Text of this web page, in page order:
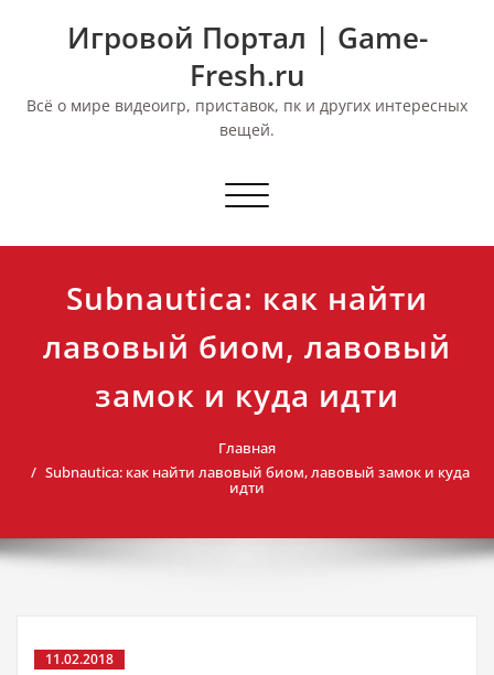
Игровой Портал | Game-
Fresh.ru
Всё о мире видеоигр, приставок, пк и других интересных
вещей.
Переключить
Subnautica: как найти
лавовый биом, лавовый
замок и куда идти
Главная
Subnautica: как найти лавовый биом, лавовый замок и куда
идти
11.02.2018